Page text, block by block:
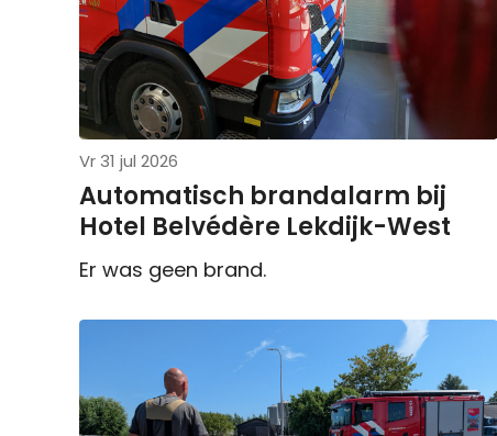
Vr 31 jul 2026
Automatisch brandalarm bij
Hotel Belvédère Lekdijk-West
Er was geen brand.